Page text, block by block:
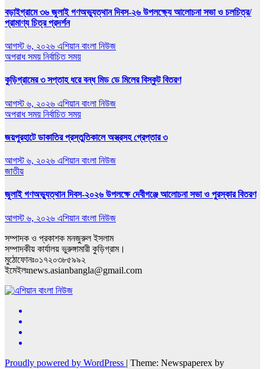
বড়াইগ্রামে ৩৬ জুলাই গণঅভ্যুত্থান দিবস-২৬ উপলক্ষ্যে আলোচনা সভা ও চলচিত্র/
প্রামাণ্য চিত্র প্রদর্শন
আগস্ট ৬, ২০২৬ এশিয়ান বাংলা নিউজ
অপরাধ সময় নির্বাচিত সময়
কুড়িগ্রামের ৩ সপ্তাহ ধরে বন্ধ মিড ডে মিলের বিস্কুট বিতরণ
আগস্ট ৬, ২০২৬ এশিয়ান বাংলা নিউজ
অপরাধ সময় নির্বাচিত সময়
জয়পুরহাটে ডাকাতির প্রস্তুতিকালে অস্ত্রসহ গ্রেপ্তার ৩
আগস্ট ৬, ২০২৬ এশিয়ান বাংলা নিউজ
জাতীয়
জুলাই গণঅভ্যুত্থান দিবস-২০২৬ উপলক্ষে দেবীগঞ্জে আলোচনা সভা ও পুরস্কার বিতরণ
আগস্ট ৬, ২০২৬ এশিয়ান বাংলা নিউজ
সম্পাদক ও প্রকাশক মনজুরুল ইসলাম
সম্পাদকীয় কার্যালয় ভুরুঙ্গামারী কুড়িগ্রাম।
মুঠোফোনঃ০১৭২০৩৮৫৯৯২
ইমেইলঃnews.asianbangla@gmail.com
Proudly powered by WordPress | Theme: Newspaperex by